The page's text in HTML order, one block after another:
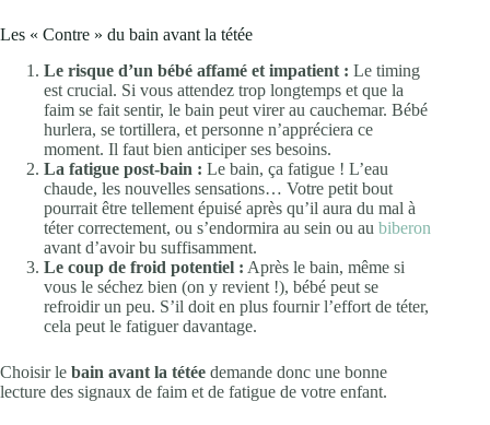
Les « Contre » du bain avant la tétée
Le risque d’un bébé affamé et impatient : Le timing
est crucial. Si vous attendez trop longtemps et que la
faim se fait sentir, le bain peut virer au cauchemar. Bébé
hurlera, se tortillera, et personne n’appréciera ce
moment. Il faut bien anticiper ses besoins.
La fatigue post-bain : Le bain, ça fatigue ! L’eau
chaude, les nouvelles sensations… Votre petit bout
pourrait être tellement épuisé après qu’il aura du mal à
téter correctement, ou s’endormira au sein ou au biberon
avant d’avoir bu suffisamment.
Le coup de froid potentiel : Après le bain, même si
vous le séchez bien (on y revient !), bébé peut se
refroidir un peu. S’il doit en plus fournir l’effort de téter,
cela peut le fatiguer davantage.
Choisir le bain avant la tétée demande donc une bonne
lecture des signaux de faim et de fatigue de votre enfant.